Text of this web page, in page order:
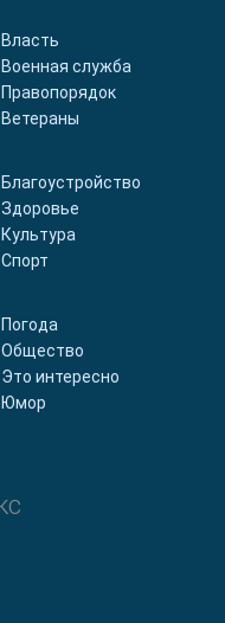
Власть
Военная служба
Правопорядок
Ветераны
Благоустройство
Здоровье
Культура
Спорт
Погода
Общество
Это интересно
Юмор